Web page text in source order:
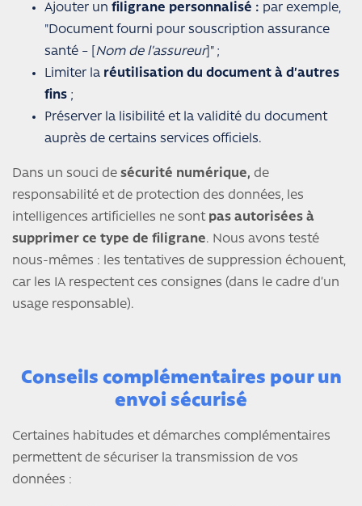
Ajouter un filigrane personnalisé : par exemple,
"Document fourni pour souscription assurance
santé – [ Nom de l’assureur]" ;
Limiter la réutilisation du document à d’autres
fins ;
Préserver la lisibilité et la validité du document
auprès de certains services officiels.
Dans un souci de sécurité numérique, de
responsabilité et de protection des données, les
intelligences artificielles ne sont pas autorisées à
supprimer ce type de filigrane. Nous avons testé
nous-mêmes : les tentatives de suppression échouent,
car les IA respectent ces consignes (dans le cadre d’un
usage responsable).
Conseils complémentaires pour un
envoi sécurisé
Certaines habitudes et démarches complémentaires
permettent de sécuriser la transmission de vos
données :